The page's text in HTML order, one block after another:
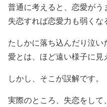
普通に考えると、恋愛がう
失恋すれば恋愛力も弱くな
たしかに落ち込んだり泣
愛とは、ほど遠い様子に見
しかし、そこが誤解です。
実際のところ、失恋をして